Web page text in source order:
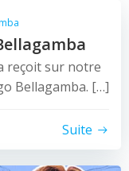
reçoit sur notre
Bellagamba. […]
Suite